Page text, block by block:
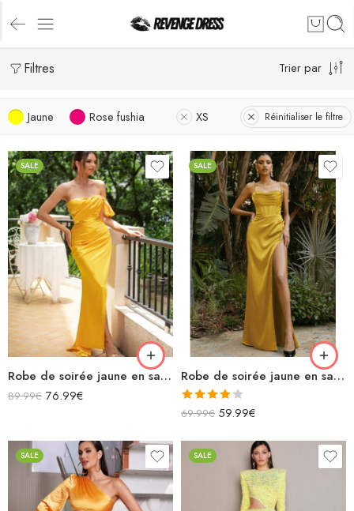
Filtres Trier par
Jaune Rose fushia XS Réinitialiser le filtre
SALE
Robe de soirée jaune en satin longue asymétrique épaules dénudées fendue
89.99€ 76.99€
SALE
Robe de soirée jaune en satin longue fendue bretelles spaghettis col bénitier lacets dans le dos
Note
5
69.99€ 59.99€
SALE SALE